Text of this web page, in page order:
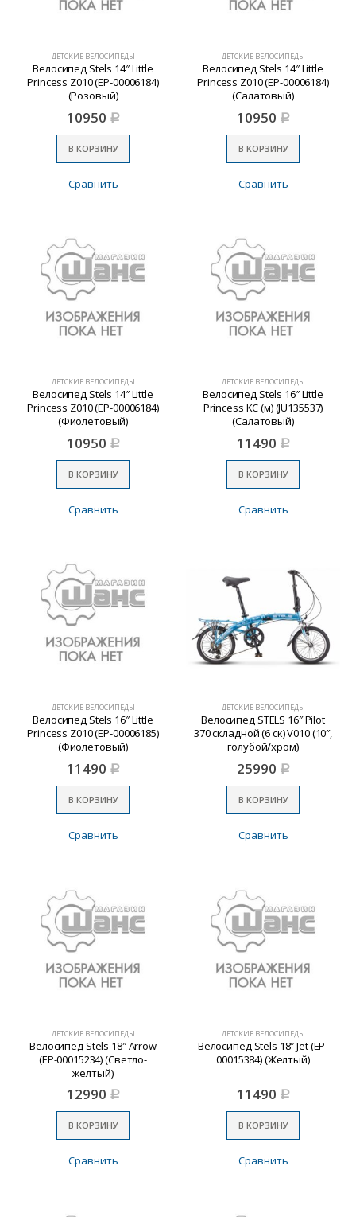
ДЕТСКИЕ ВЕЛОСИПЕДЫ
Велосипед Stels 14″ Little
Princess Z010 (EP-00006184)
(Розовый)
10950 Р
В КОРЗИНУ
Сравнить
ДЕТСКИЕ ВЕЛОСИПЕДЫ
Велосипед Stels 14″ Little
Princess Z010 (EP-00006184)
(Салатовый)
10950 Р
В КОРЗИНУ
Сравнить
ДЕТСКИЕ ВЕЛОСИПЕДЫ
Велосипед Stels 14″ Little
Princess Z010 (EP-00006184)
(Фиолетовый)
10950 Р
В КОРЗИНУ
Сравнить
ДЕТСКИЕ ВЕЛОСИПЕДЫ
Велосипед Stels 16″ Little
Princess KC (м) (JU135537)
(Салатовый)
11490 Р
В КОРЗИНУ
Сравнить
ДЕТСКИЕ ВЕЛОСИПЕДЫ
Велосипед Stels 16″ Little
Princess Z010 (EP-00006185)
(Фиолетовый)
11490 Р
В КОРЗИНУ
Сравнить
ДЕТСКИЕ ВЕЛОСИПЕДЫ
Велосипед STELS 16″ Pilot
370 складной (6 ск) V010 (10″,
голубой/хром)
25990 Р
В КОРЗИНУ
Сравнить
ДЕТСКИЕ ВЕЛОСИПЕДЫ
Велосипед Stels 18″ Arrow
(EP-00015234) (Светло-
желтый)
12990 Р
В КОРЗИНУ
Сравнить
ДЕТСКИЕ ВЕЛОСИПЕДЫ
Велосипед Stels 18″ Jet (EP-
00015384) (Желтый)
11490 Р
В КОРЗИНУ
Сравнить